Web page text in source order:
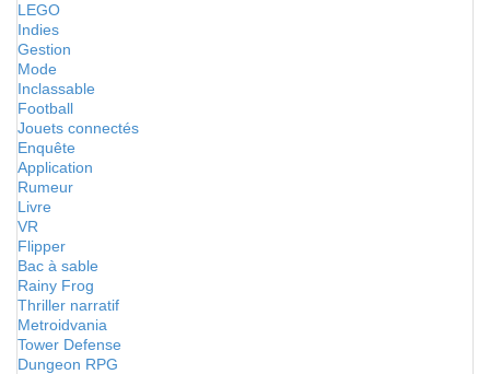
LEGO
Indies
Gestion
Mode
Inclassable
Football
Jouets connectés
Enquête
Application
Rumeur
Livre
VR
Flipper
Bac à sable
Rainy Frog
Thriller narratif
Metroidvania
Tower Defense
Dungeon RPG